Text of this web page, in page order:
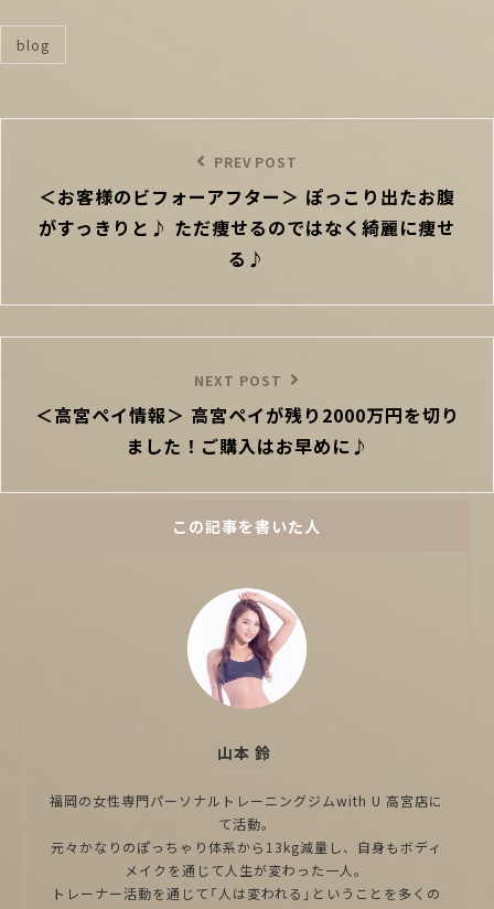
categories
blog
ョ
Post
PREV POST
＜お客様のビフォーアフター＞ ぽっこり出たお腹
がすっきりと♪ ただ痩せるのではなく綺麗に痩せ
る♪
Post
NEXT POST
＜高宮ペイ情報＞ 高宮ペイが残り2000万円を切り
ました！ご購入はお早めに♪
この記事を書いた人
山本 鈴
福岡の女性専門パーソナルトレーニングジムwith U 高宮店に
て活動。
元々かなりのぽっちゃり体系から13kg減量し、自身もボディ
メイクを通じて人生が変わった一人。
トレーナー活動を通じて「人は変われる」ということを多くの